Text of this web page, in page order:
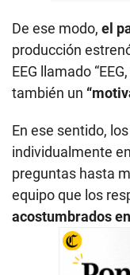
De ese modo, el
producción
EEG llamado
también un
En ese sentido,
individualmente
preguntas hasta
equipo que los
acostumbrados